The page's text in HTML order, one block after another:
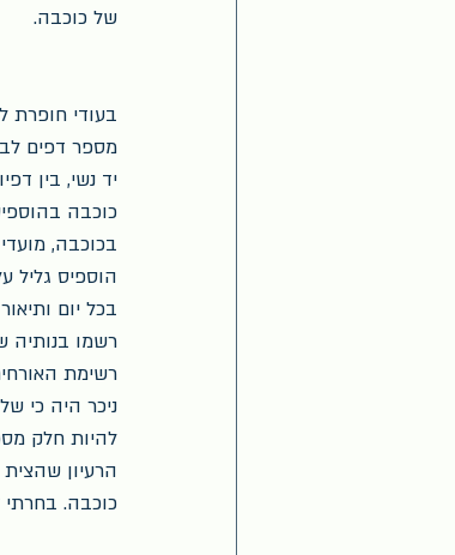
של כוכבה.
בעודי חופרת
מספר דפים
כוכבה
בכוכבה,
הוספיס גליל
בכל יום
רשמו
רשימת
ניכר היה כי
להיות חלק
כוכבה. בחרתי